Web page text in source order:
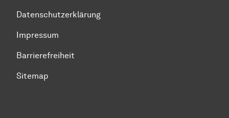
Datenschutzerklärung
Impressum
Barrierefreiheit
Sitemap